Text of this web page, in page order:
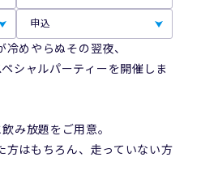
申込
めやらぬその翌夜、
シャルパーティーを開催しま
み放題をご用意。
方はもちろん、走っていない方